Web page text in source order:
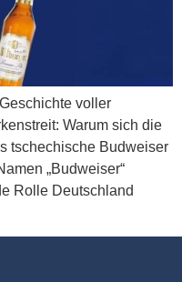
voller
Warum sich die
tschechische Budweiser
„Budweiser“
Rolle Deutschland